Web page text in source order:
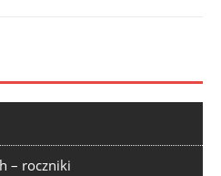
– roczniki